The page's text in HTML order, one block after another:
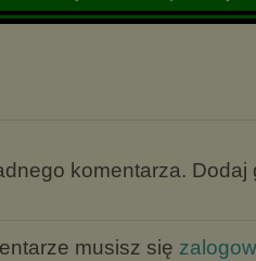
komentarza. Dodaj
musisz się